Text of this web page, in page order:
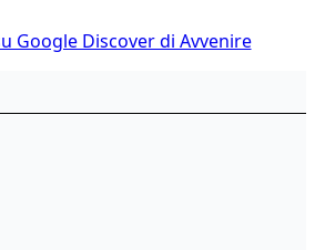
Google Discover di Avvenire